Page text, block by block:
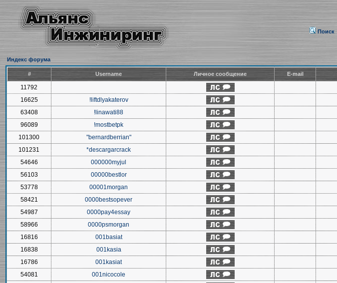
Поиск
Индекс форума
# Username Личное сообщение E-mail
11792
16625
!liftdlyakaterov
63408
!linawati88
96089
!mostbetpk
101300
"bernardberrian"
101231
*descargarcrack
54646
000000myjul
56103
00000bestlor
53778
00001morgan
58421
0000bestsopever
54987
0000pay4essay
58966
0000psmorgan
16816
001basiat
16838
001kasia
16786
001kasiat
54081
001nicocole